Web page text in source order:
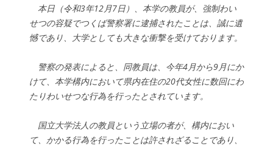
本日（令和3年12月7日）、本学の教員が、強制わい
せつの容疑でつくば警察署に逮捕されたことは、誠に遺
憾であり、大学としても大きな衝撃を受けております。
警察の発表によると、同教員は、今年4月から9月にか
けて、本学構内において県内在住の20代女性に数回にわ
たりわいせつな行為を行ったとされています。
国立大学法人の教員という立場の者が、構内におい
て、かかる行為を行ったことは許されざることであり、